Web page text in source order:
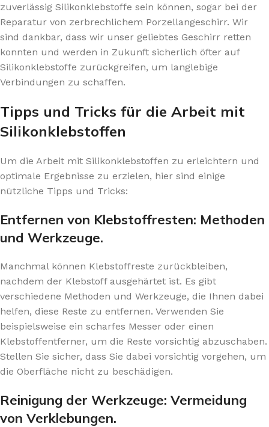
zuverlässig Silikonklebstoffe sein können, sogar bei der
Reparatur von zerbrechlichem Porzellangeschirr. Wir
sind dankbar, dass wir unser geliebtes Geschirr retten
konnten und werden in Zukunft sicherlich öfter auf
Silikonklebstoffe zurückgreifen, um langlebige
Verbindungen zu schaffen.
Tipps und Tricks für die Arbeit mit
Silikonklebstoffen
Um die Arbeit mit Silikonklebstoffen zu erleichtern und
optimale Ergebnisse zu erzielen, hier sind einige
nützliche Tipps und Tricks:
Entfernen von Klebstoffresten: Methoden
und Werkzeuge.
Manchmal können Klebstoffreste zurückbleiben,
nachdem der Klebstoff ausgehärtet ist. Es gibt
verschiedene Methoden und Werkzeuge, die Ihnen dabei
helfen, diese Reste zu entfernen. Verwenden Sie
beispielsweise ein scharfes Messer oder einen
Klebstoffentferner, um die Reste vorsichtig abzuschaben.
Stellen Sie sicher, dass Sie dabei vorsichtig vorgehen, um
die Oberfläche nicht zu beschädigen.
Reinigung der Werkzeuge: Vermeidung
von Verklebungen.